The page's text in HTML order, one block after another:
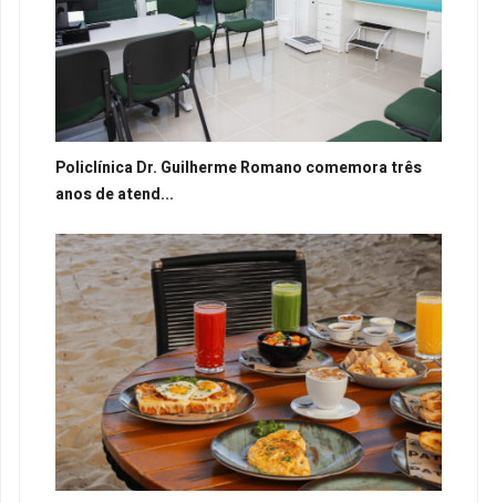
Policlínica Dr. Guilherme Romano comemora três
anos de atend...